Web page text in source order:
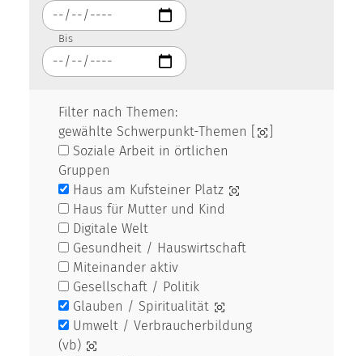
Bis
Filter nach Themen:
gewählte Schwerpunkt-Themen [
Soziale Arbeit in örtlichen
Gruppen
Haus am Kufsteiner Platz
Haus für Mutter und Kind
Digitale Welt
Gesundheit / Hauswirtschaft
Miteinander aktiv
Gesellschaft / Politik
Glauben / Spiritualität
Umwelt / Verbraucherbildung
(vb)